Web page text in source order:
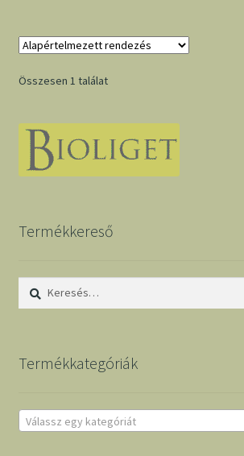
Összesen 1 találat
Termékkereső
Keresés:
Termékkategóriák
Válassz egy kategóriát